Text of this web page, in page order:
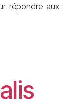
répondre aux